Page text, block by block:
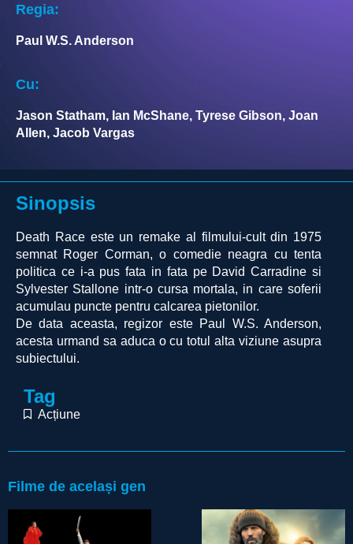
Regia:
Paul W.S. Anderson
Cu:
Jason Statham, Ian McShane, Tyrese Gibson, Joan
Allen, Jacob Vargas
Sinopsis
Death Race este un remake al filmului-cult din 1975
semnat Roger Corman, o comedie neagra cu tenta
politica ce i-a pus fata in fata pe David Carradine si
Sylvester Stallone intr-o cursa mortala, in care soferii
acumulau puncte pentru calcarea pietonilor.
De data aceasta, regizor este Paul W.S. Anderson,
acesta urmand sa aduca o cu totul alta viziune asupra
subiectului.
Tag
Acțiune
Filme de același gen